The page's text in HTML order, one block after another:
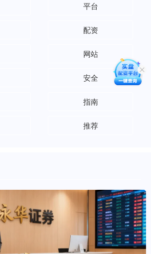
平台
配资
网站
安全
指南
推荐